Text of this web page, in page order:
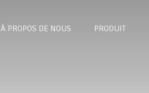
À PROPOS DE NOUS PRODUIT